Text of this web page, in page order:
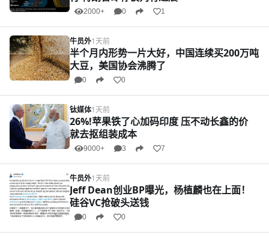
2000+ 0 1
牛员外1天前
半个月内形势一片大好，中国连续买200万吨
大豆，美国协会沸腾了
0 0
钛媒体1天前
26%!苹果铁了心加码印度 压不动长鑫的价
就去抠组装成本
9000+ 3 7
牛员外1天前
Jeff Dean创业BP曝光，杨植麟也在上面！
硅谷VC抢破头送钱
0 0